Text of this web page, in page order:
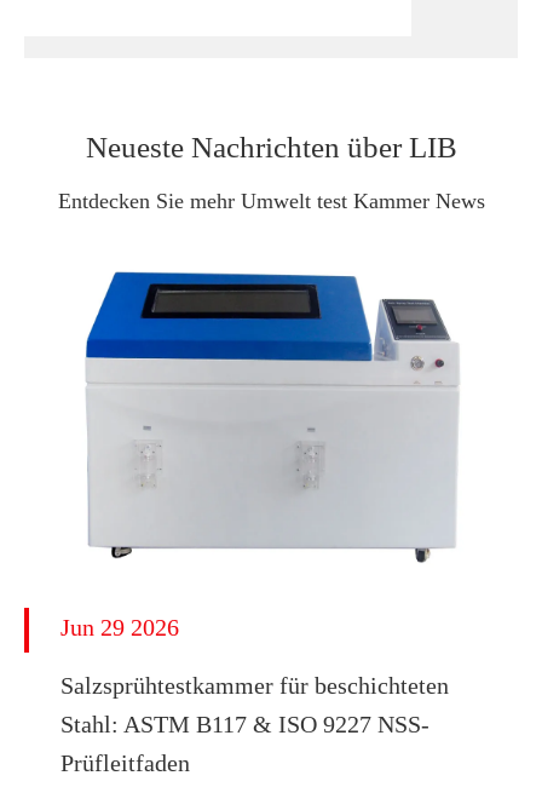
Neueste Nachrichten über LIB
Entdecken Sie mehr Umwelt test Kammer News
Jun 29 2026
​Salzsprühtestkammer für beschichteten
Stahl: ASTM B117 & ISO 9227 NSS-
Prüfleitfaden